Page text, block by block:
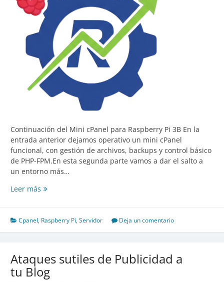
Continuación del Mini cPanel para Raspberry Pi 3B En la
entrada anterior dejamos operativo un mini cPanel
funcional, con gestión de archivos, backups y control básico
de PHP-FPM.En esta segunda parte vamos a dar el salto a
un entorno más…
Leer más
–
Mejora
UX,
Diseño
Cpanel, Raspberry Pi,Servidor Deja un comentario
Ataques sutiles de Publicidad a
tu Blog